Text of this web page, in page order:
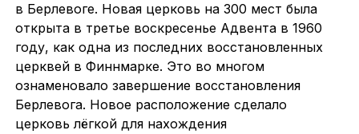
в Берлевоге. Новая церковь на 300 мест была
открыта в третье воскресенье Адвента в 1960
году, как одна из последних восстановленных
церквей в Финнмарке. Это во многом
ознаменовало завершение восстановления
Берлевога. Новое расположение сделало
церковь лёгкой для нахождения